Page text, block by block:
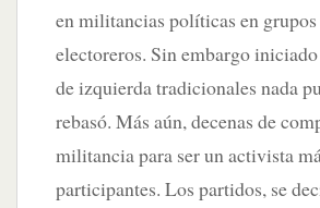
en militancias políticas en
electoreros. Sin embargo
de izquierda tradicionales nada
rebasó. Más aún, decenas de
militancia para ser un activista
participantes. Los partidos, se